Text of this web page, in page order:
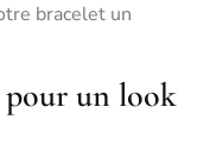
bracelet un
pour un look